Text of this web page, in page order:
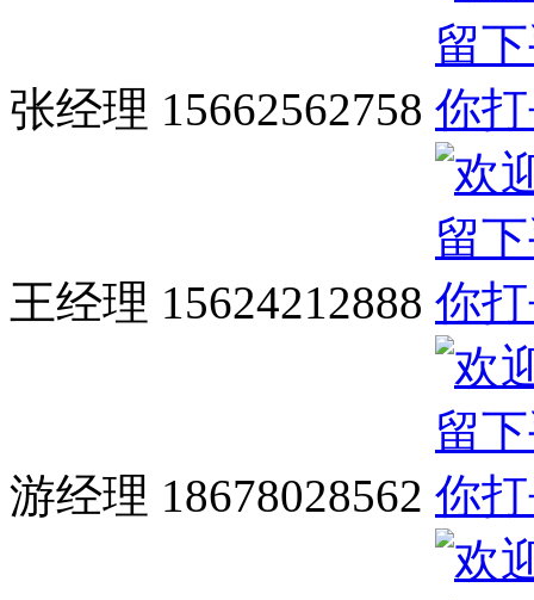
张经理 15662562758
王经理 15624212888
游经理 18678028562